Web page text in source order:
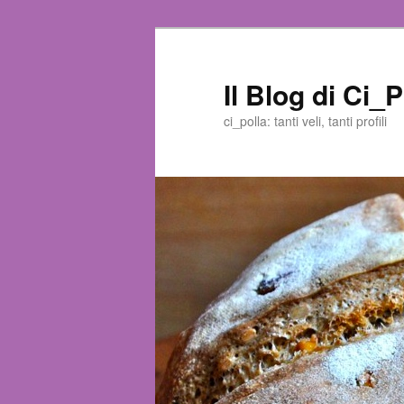
Il Blog di
ci_polla: tanti veli, tanti profili